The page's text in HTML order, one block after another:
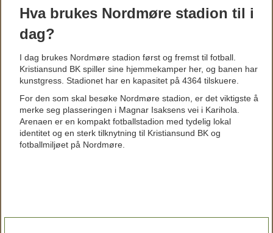
Hva brukes Nordmøre stadion til i
dag?
I dag brukes Nordmøre stadion først og fremst til fotball.
Kristiansund BK spiller sine hjemmekamper her, og banen har
kunstgress. Stadionet har en kapasitet på 4364 tilskuere.
For den som skal besøke Nordmøre stadion, er det viktigste å
merke seg plasseringen i Magnar Isaksens vei i Karihola.
Arenaen er en kompakt fotballstadion med tydelig lokal
identitet og en sterk tilknytning til Kristiansund BK og
fotballmiljøet på Nordmøre.